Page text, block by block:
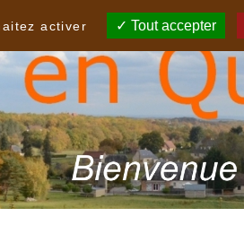
activer
Tout accepter